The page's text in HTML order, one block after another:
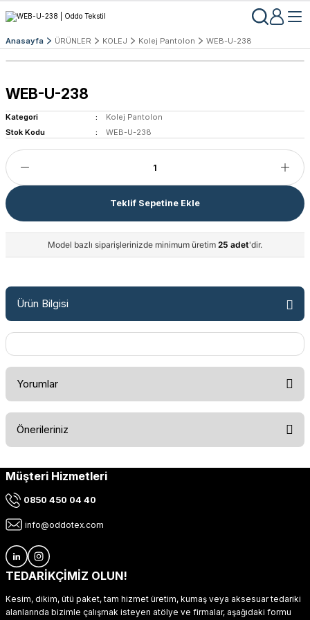
Anasayfa ÜRÜNLER KOLEJ Kolej Pantolon WEB-U-238
WEB-U-238
Kategori
Kolej Pantolon
Stok Kodu
WEB-U-238
Teklif Sepetine Ekle
Model bazlı siparişlerinizde minimum üretim 25 adet'dir.
Ürün Bilgisi
Yorumlar
Önerileriniz
Bu ürünün fiyat bilgisi, resim, ürün açıklamalarında ve diğer
kullanarak tarafımıza iletebilirsiniz.
Ürün resmi kalitesiz, bozuk veya görüntülenemiyor.
Ürün açıklamasında eksik bilgiler bulunuyor.
Ürün fiyatı diğer sitelerden daha pahalı.
Müşteri Hizmetleri
0850 450 04 40
info@oddotex.com
TEDARİKÇİMİZ OLUN!
Kesim, dikim, ütü paket, tam hizmet üretim, kumaş veya aksesuar tedariki
alanlarında bizimle çalışmak isteyen atölye ve firmalar, aşağıdaki formu